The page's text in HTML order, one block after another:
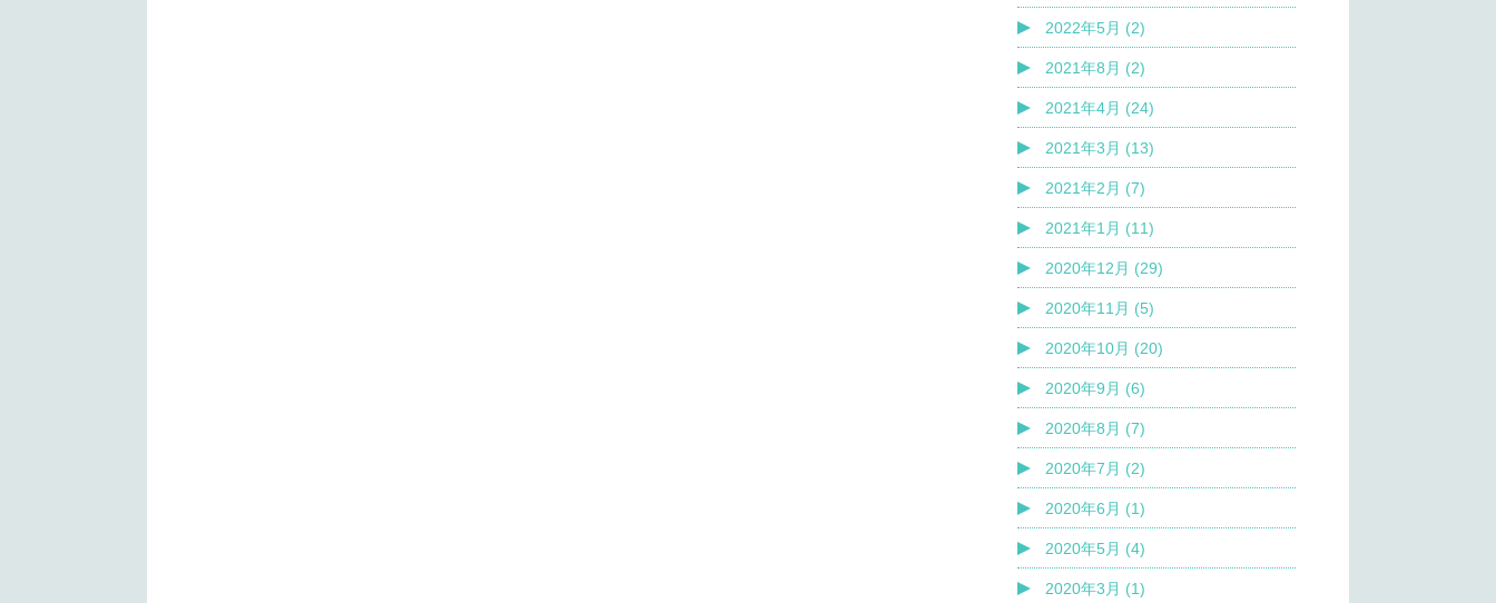
2022年5月 (2)
2021年8月 (2)
2021年4月 (24)
2021年3月 (13)
2021年2月 (7)
2021年1月 (11)
2020年12月 (29)
2020年11月 (5)
2020年10月 (20)
2020年9月 (6)
2020年8月 (7)
2020年7月 (2)
2020年6月 (1)
2020年5月 (4)
2020年3月 (1)